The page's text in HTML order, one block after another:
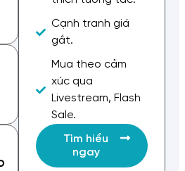
Cạnh tranh giá
gắt.
Mua theo cảm
xúc qua
Livestream, Flash
Sale.
Tìm hiểu
ngay